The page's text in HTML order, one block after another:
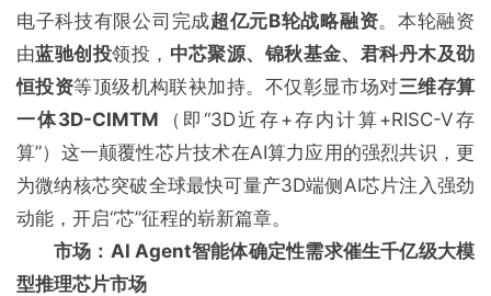
电子科技有限公司完成超亿元B轮战略融资。本轮融资
由蓝驰创投领投， 中芯聚源、锦秋基金、君科丹木及劭
恒投资等顶级机构联袂加持。不仅彰显市场对三维存算
一体3D-CIMTM （即“3D近存+存内计算+RISC-V存
算”）这一颠覆性芯片技术在AI算力应用的强烈共识，更
为微纳核芯突破全球最快可量产3D端侧AI芯片注入强劲
动能，开启“芯”征程的崭新篇章。
市场：AI Agent智能体确定性需求催生千亿级大模
型推理芯片市场